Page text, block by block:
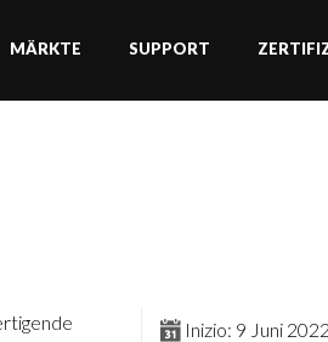
MÄRKTE SUPPORT
Inizio: 9 Juni